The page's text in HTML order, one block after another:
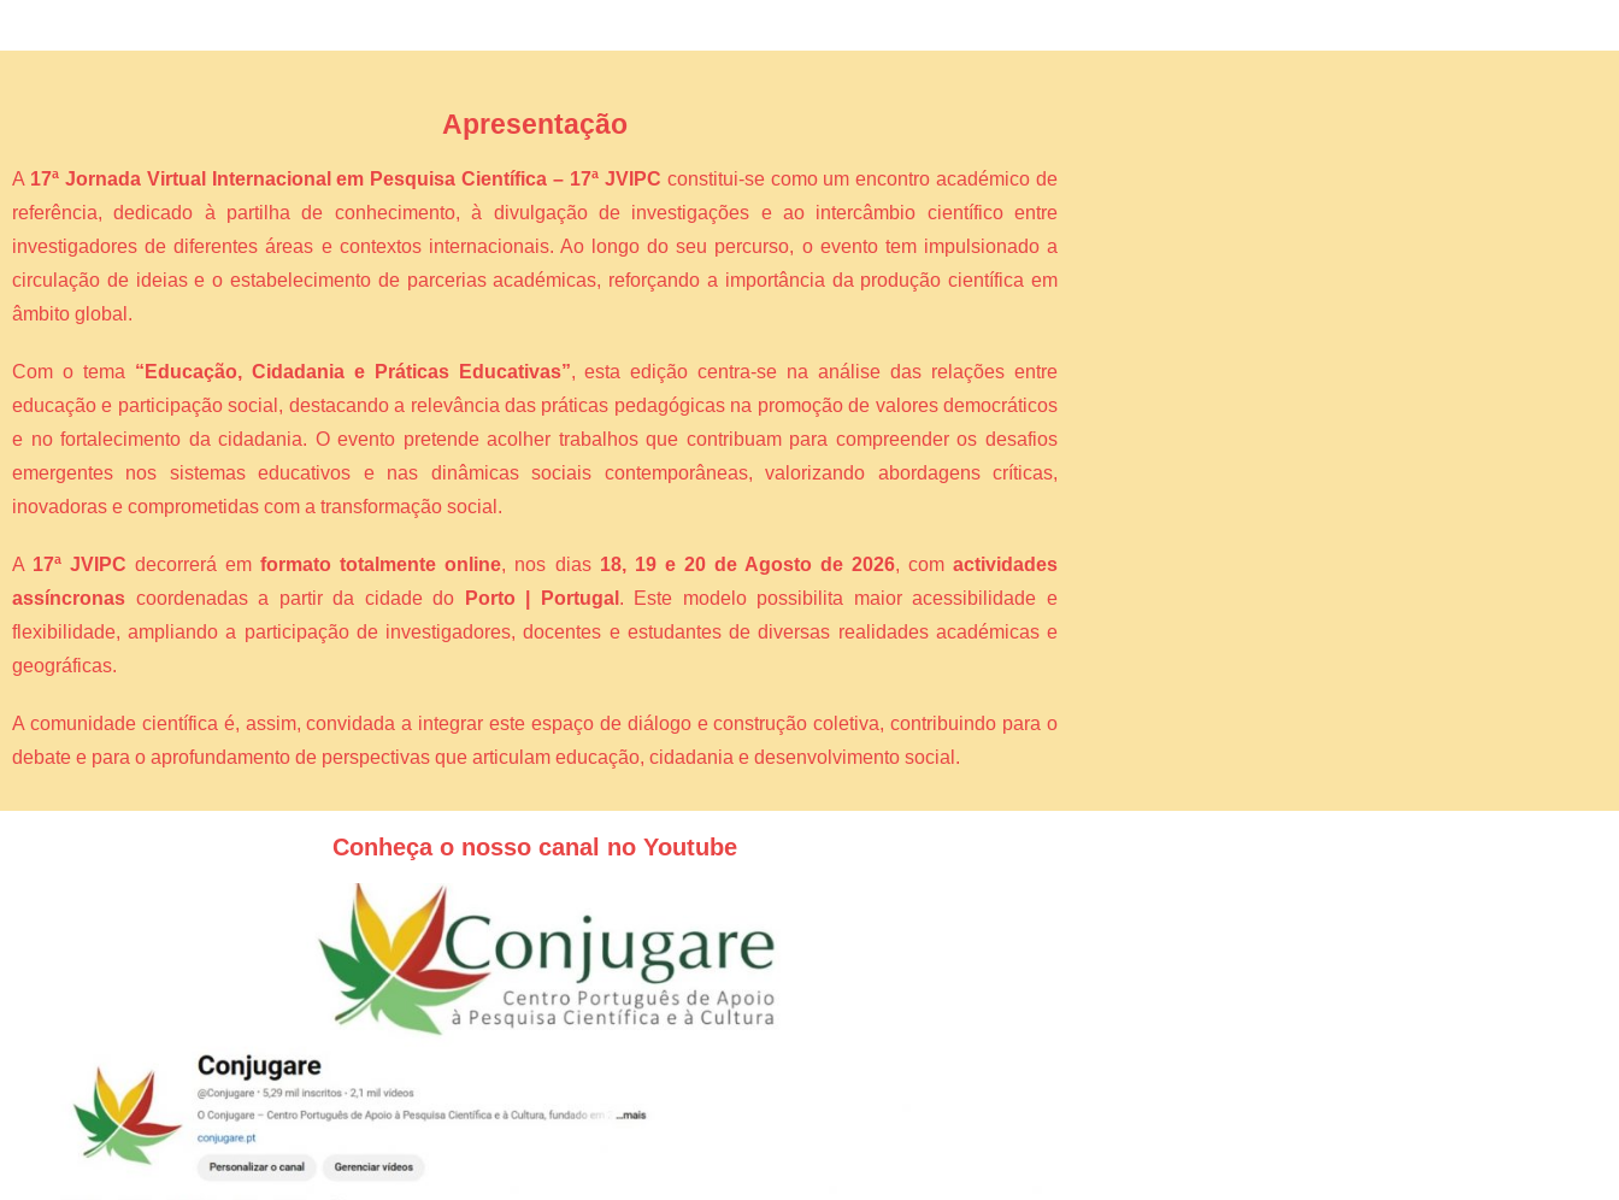
Apresentação
A 17ª Jornada Virtual Internacional em Pesquisa Científica – 17ª JVIPC constitui-se como um encontro académico de
referência, dedicado à partilha de conhecimento, à divulgação de investigações e ao intercâmbio científico entre
investigadores de diferentes áreas e contextos internacionais. Ao longo do seu percurso, o evento tem impulsionado a
circulação de ideias e o estabelecimento de parcerias académicas, reforçando a importância da produção científica em
âmbito global.
Com o tema “Educação, Cidadania e Práticas Educativas”, esta edição centra-se na análise das relações entre
educação e participação social, destacando a relevância das práticas pedagógicas na promoção de valores democráticos
e no fortalecimento da cidadania. O evento pretende acolher trabalhos que contribuam para compreender os desafios
emergentes nos sistemas educativos e nas dinâmicas sociais contemporâneas, valorizando abordagens críticas,
inovadoras e comprometidas com a transformação social.
A 17ª JVIPC decorrerá emformato totalmente online, nos dias 18, 19 e 20 de Agosto de 2026, comactividades
assíncronas coordenadas a partir da cidade do Porto | Portugal . Este modelo possibilita maior acessibilidade e
flexibilidade, ampliando a participação de investigadores, docentes e estudantes de diversas realidades académicas e
geográficas.
A comunidade científica é, assim, convidada a integrar este espaço de diálogo e construção coletiva, contribuindo para o
debate e para o aprofundamento de perspectivas que articulam educação, cidadania e desenvolvimento social.
Conheça o nosso canal no Youtube